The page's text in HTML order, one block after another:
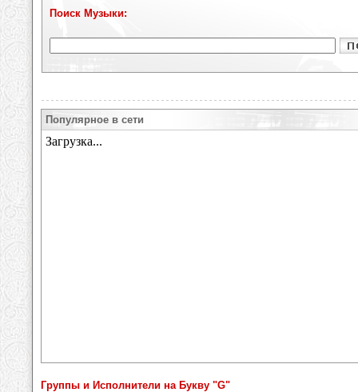
Поиск Музыки:
Популярное в сети
Группы и Исполнители на Букву "G"